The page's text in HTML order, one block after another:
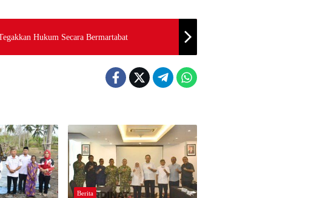
Hukum Secara Bermartabat
Berita